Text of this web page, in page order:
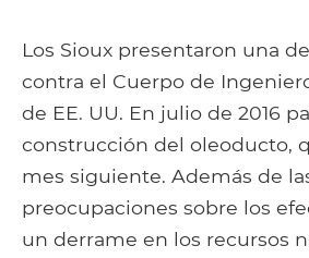
Los Sioux presentaron una
contra el Cuerpo de
de EE. UU. En julio de 2016
construcción del oleoducto,
mes siguiente. Además de
preocupaciones sobre los
un derrame en los recursos